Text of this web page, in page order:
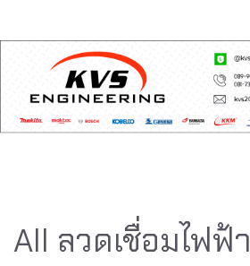
All ลวดเชื่อมไฟฟ้า